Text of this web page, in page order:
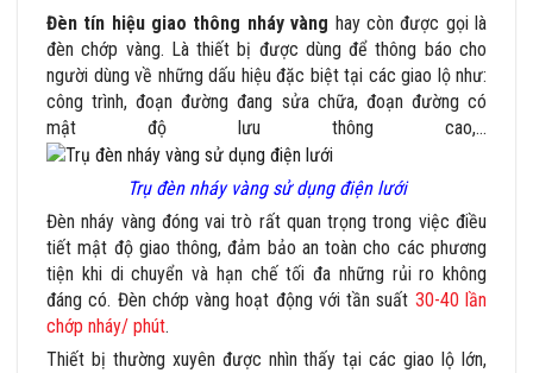
Đèn tín hiệu giao thông nháy vàng hay còn được gọi là
đèn chớp vàng. Là thiết bị được dùng để thông báo cho
người dùng về những dấu hiệu đặc biệt tại các giao lộ như:
công trình, đoạn đường đang sửa chữa, đoạn đường có
mật độ lưu thông cao,…
Trụ đèn nháy vàng sử dụng điện lưới
Đèn nháy vàng đóng vai trò rất quan trọng trong việc điều
tiết mật độ giao thông, đảm bảo an toàn cho các phương
tiện khi di chuyển và hạn chế tối đa những rủi ro không
đáng có. Đèn chớp vàng hoạt động với tần suất 30-40 lần
chớp nháy/ phút.
Thiết bị thường xuyên được nhìn thấy tại các giao lộ lớn,